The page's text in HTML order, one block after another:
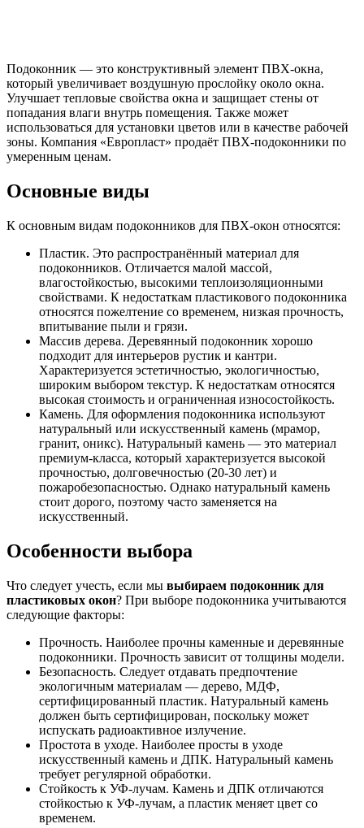
Подоконник — это конструктивный элемент ПВХ-окна,
который увеличивает воздушную прослойку около окна.
Улучшает тепловые свойства окна и защищает стены от
попадания влаги внутрь помещения. Также может
использоваться для установки цветов или в качестве рабочей
зоны. Компания «Европласт» продаёт ПВХ-подоконники по
умеренным ценам.
Основные виды
К основным видам подоконников для ПВХ-окон относятся:
Пластик. Это распространённый материал для
подоконников. Отличается малой массой,
влагостойкостью, высокими теплоизоляционными
свойствами. К недостаткам пластикового подоконника
относятся пожелтение со временем, низкая прочность,
впитывание пыли и грязи.
Массив дерева. Деревянный подоконник хорошо
подходит для интерьеров рустик и кантри.
Характеризуется эстетичностью, экологичностью,
широким выбором текстур. К недостаткам относятся
высокая стоимость и ограниченная износостойкость.
Камень. Для оформления подоконника используют
натуральный или искусственный камень (мрамор,
гранит, оникс). Натуральный камень — это материал
премиум-класса, который характеризуется высокой
прочностью, долговечностью (20-30 лет) и
пожаробезопасностью. Однако натуральный камень
стоит дорого, поэтому часто заменяется на
искусственный.
Особенности выбора
Что следует учесть, если мы выбираем подоконник для
пластиковых окон? При выборе подоконника учитываются
следующие факторы:
Прочность. Наиболее прочны каменные и деревянные
подоконники. Прочность зависит от толщины модели.
Безопасность. Следует отдавать предпочтение
экологичным материалам — дерево, МДФ,
сертифицированный пластик. Натуральный камень
должен быть сертифицирован, поскольку может
испускать радиоактивное излучение.
Простота в уходе. Наиболее просты в уходе
искусственный камень и ДПК. Натуральный камень
требует регулярной обработки.
Стойкость к УФ-лучам. Камень и ДПК отличаются
стойкостью к УФ-лучам, а пластик меняет цвет со
временем.